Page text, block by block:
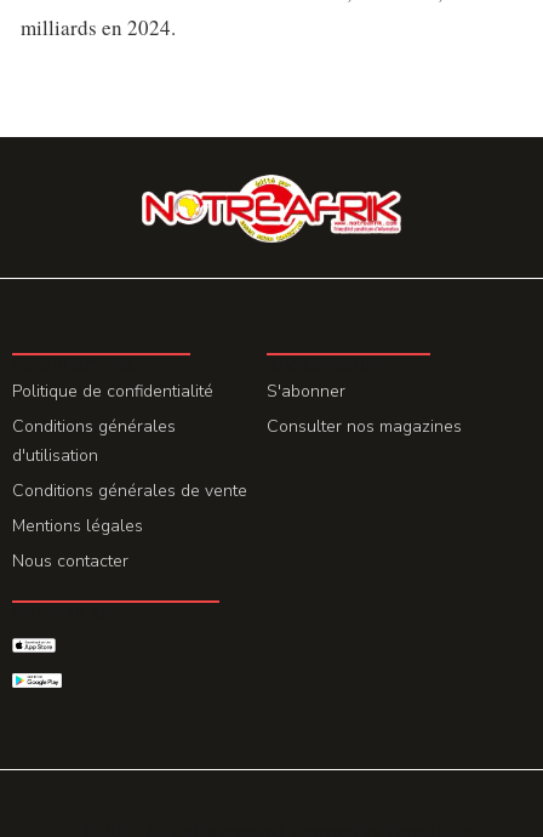
milliards en 2024.
Politique de confidentialité
Conditions générales
d'utilisation
Conditions générales de vente
Mentions légales
Nous contacter
S'abonner
Consulter nos magazines